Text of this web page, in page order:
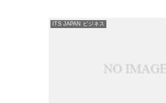
ITS JAPAN ビジネス